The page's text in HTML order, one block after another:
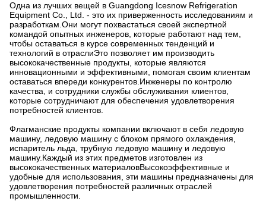
Одна из лучших вещей в Guangdong Icesnow Refrigeration
Equipment Co., Ltd. - это их приверженность исследованиям и
разработкам.Они могут похвастаться своей экспертной
командой опытных инженеров, которые работают над тем,
чтобы оставаться в курсе современных тенденций и
технологий в отраслиЭто позволяет им производить
высококачественные продукты, которые являются
инновационными и эффективными, помогая своим клиентам
оставаться впереди конкурентов.Инженеры по контролю
качества, и сотрудники службы обслуживания клиентов,
которые сотрудничают для обеспечения удовлетворения
потребностей клиентов.
Флагманские продукты компании включают в себя ледовую
машину, ледовую машину с блоком прямого охлаждения,
испаритель льда, трубную ледовую машину и ледовую
машину.Каждый из этих предметов изготовлен из
высококачественных материаловВысокоэффективные и
удобные для использования, эти машины предназначены для
удовлетворения потребностей различных отраслей
промышленности.